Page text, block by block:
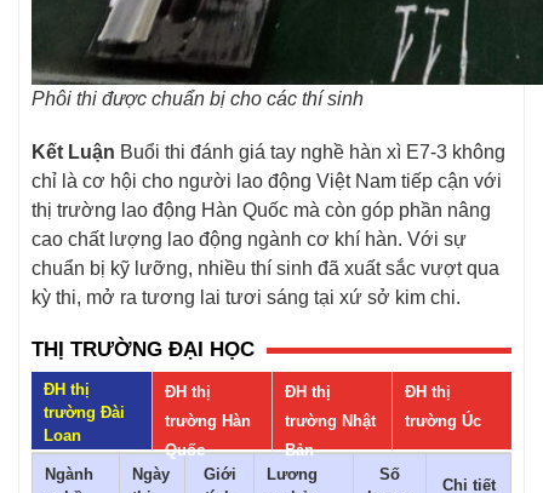
Phôi thi được chuẩn bị cho các thí sinh
Kết Luận Buổi thi đánh giá tay nghề hàn xì E7-3 không
chỉ là cơ hội cho người lao động Việt Nam tiếp cận với
thị trường lao động Hàn Quốc mà còn góp phần nâng
cao chất lượng lao động ngành cơ khí hàn. Với sự
chuẩn bị kỹ lưỡng, nhiều thí sinh đã xuất sắc vượt qua
kỳ thi, mở ra tương lai tươi sáng tại xứ sở kim chi.
THỊ TRƯỜNG ĐẠI HỌC
ĐH thị
trường Đài
Loan
ĐH thị
trường Hàn
Quốc
ĐH thị
trường Nhật
Bản
ĐH thị
trường Úc
Ngành
Ngày
Giới
Lương
Số
Chi tiết